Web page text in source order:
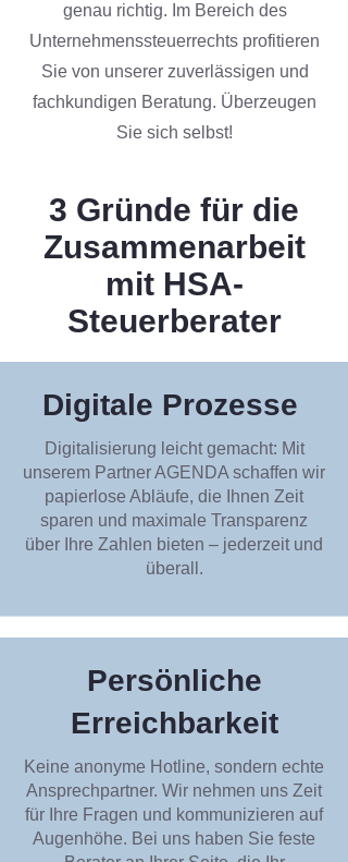
genau richtig. Im Bereich des
Unternehmenssteuerrechts profitieren
Sie von unserer zuverlässigen und
fachkundigen Beratung. Überzeugen
Sie sich selbst!
3 Gründe für die
Zusammenarbeit
mit HSA-
Steuerberater
Digitale Prozesse
Digitalisierung leicht gemacht: Mit
unserem Partner AGENDA schaffen wir
papierlose Abläufe, die Ihnen Zeit
sparen und maximale Transparenz
über Ihre Zahlen bieten – jederzeit und
überall.
Persönliche
Erreichbarkeit
Keine anonyme Hotline, sondern echte
Ansprechpartner. Wir nehmen uns Zeit
für Ihre Fragen und kommunizieren auf
Augenhöhe. Bei uns haben Sie feste